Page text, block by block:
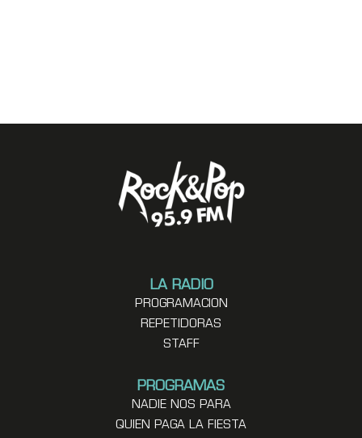
LA RADIO
PROGRAMACION
REPETIDORAS
STAFF
PROGRAMAS
NADIE NOS PARA
QUIEN PAGA LA FIESTA